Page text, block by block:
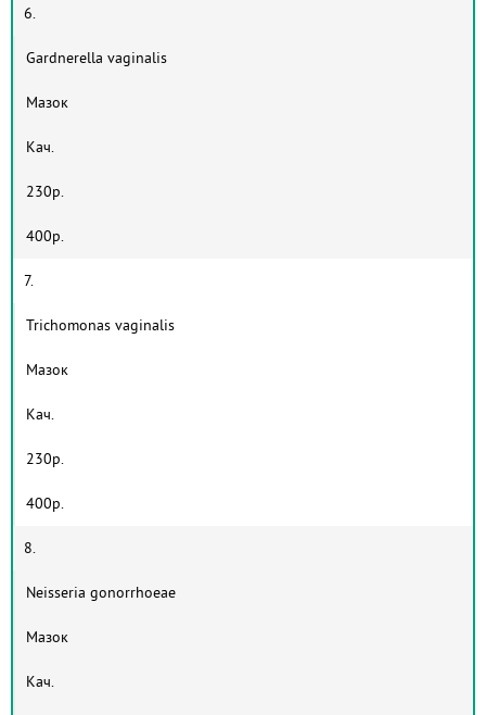
6.
Gardnerella vaginalis
Мазок
Кач.
230р.
400р.
7.
Trichomonas vaginalis
Мазок
Кач.
230р.
400р.
8.
Neisseria gonorrhoeae
Мазок
Кач.